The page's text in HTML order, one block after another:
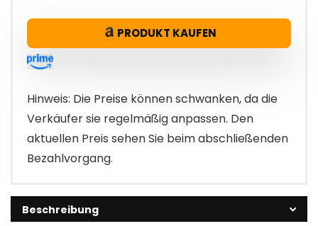
PRODUKT KAUFEN
Hinweis: Die Preise können schwanken, da die
Verkäufer sie regelmäßig anpassen. Den
aktuellen Preis sehen Sie beim abschließenden
Bezahlvorgang.
Beschreibung